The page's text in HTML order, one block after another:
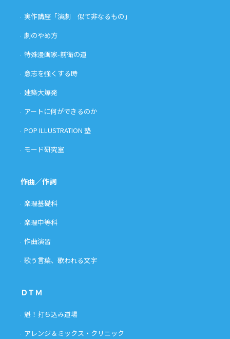
実作講座「演劇 似て非なるもの」
劇のやめ方
特殊漫画家-前衛の道
意志を強くする時
建築大爆発
アートに何ができるのか
POP ILLUSTRATION 塾
モード研究室
作曲／作詞
楽理基礎科
楽理中等科
作曲演習
歌う言葉、歌われる文字
ＤＴＭ
魁！打ち込み道場
アレンジ＆ミックス・クリニック